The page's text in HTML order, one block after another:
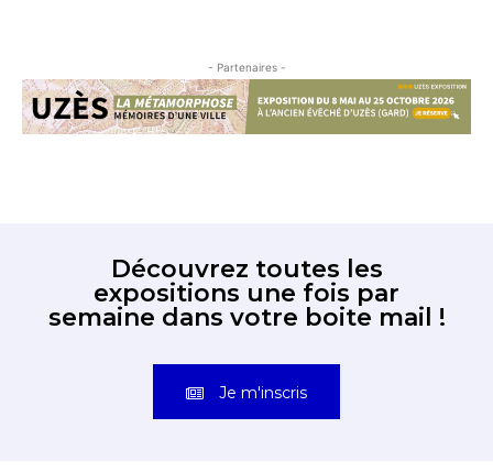
- Partenaires -
Découvrez toutes les
expositions une fois par
semaine dans votre boite mail !
Je m'inscris